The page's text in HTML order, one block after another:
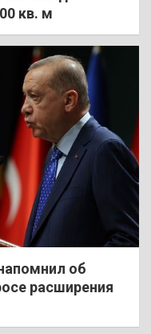
кв. м
об
расширения